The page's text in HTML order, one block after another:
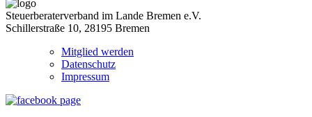
Steuerberaterverband im Lande Bremen e.V.
Schillerstraße 10, 28195 Bremen
Mitglied werden
Datenschutz
Impressum